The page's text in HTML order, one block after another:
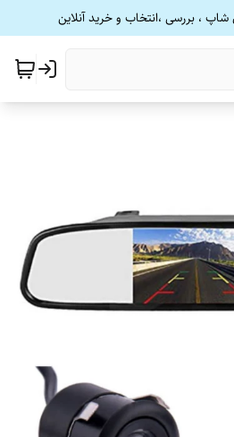
شاپ ، بررسی ،انتخاب و خرید آنلاین